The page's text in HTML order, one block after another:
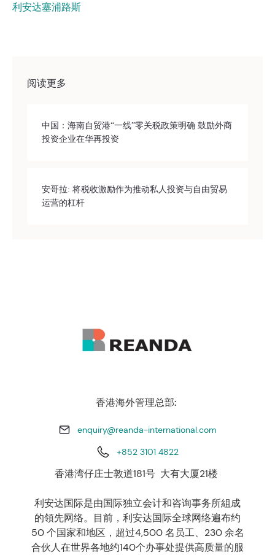
利安达塞浦路斯
阅读更多
中国：海南自贸港“一线”零关税政策明确 鼓励外商
投资企业在华再投资
安哥拉: 将税收激励作为推动私人投资与自由贸易
运营的杠杆
香港海外管理总部:
enquiry@reanda-international.com
+852 3101 4822
香港湾仔庄士敦道181号 大有大厦21楼
利安达国际是由国际独立会计和咨询事务所組成
的領先网络。目前，利安达国际全球网络遍布约
50 个国家和地区，超过4,500 名员工、230 余名
合伙人在世界各地约140个办事处提供高质量的服